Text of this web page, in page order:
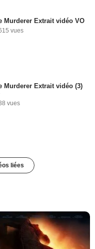
Murderer Extrait vidéo VO
vues
Murderer Extrait vidéo (3)
vues
liées